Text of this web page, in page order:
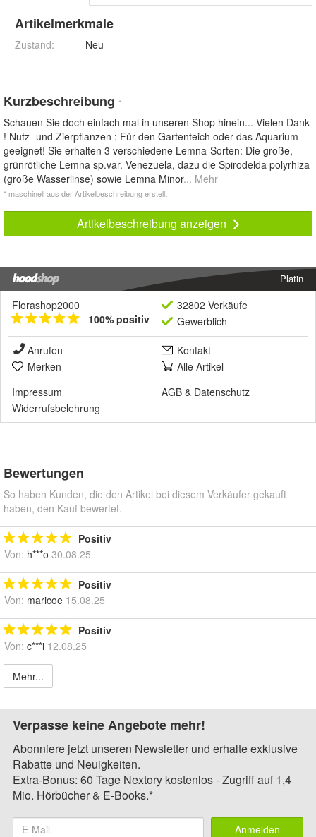
Artikelmerkmale
Zustand: Neu
Kurzbeschreibung *
Schauen Sie doch einfach mal in unseren Shop hinein... Vielen Dank
! Nutz- und Zierpflanzen : Für den Gartenteich oder das Aquarium
geeignet! Sie erhalten 3 verschiedene Lemna-Sorten: Die große,
grünrötliche Lemna sp.var. Venezuela, dazu die Spirodelda polyrhiza
(große Wasserlinse) sowie Lemna Minor... Mehr
* maschinell aus der Artikelbeschreibung erstellt
Artikelbeschreibung anzeigen
Platin
Florashop2000
100% positiv
32802 Verkäufe
Gewerblich
Anrufen
Kontakt
Merken
Alle Artikel
Impressum
AGB & Datenschutz
Widerrufsbelehrung
Bewertungen
So haben Kunden, die den Artikel bei diesem Verkäufer gekauft
haben, den Kauf bewertet.
Positiv
Von: h***o 30.08.25
Positiv
Von: maricoe 15.08.25
Positiv
Von: c***i 12.08.25
Mehr...
Verpasse keine Angebote mehr!
Abonniere jetzt unseren Newsletter und erhalte exklusive
Rabatte und Neuigkeiten.
Extra-Bonus: 60 Tage Nextory kostenlos - Zugriff auf 1,4
Mio. Hörbücher & E-Books.*
Anmelden